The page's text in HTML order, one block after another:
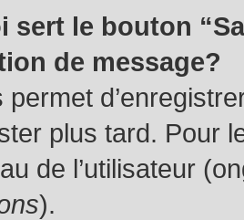
sert le bouton
de message?
permet
plus tard. Pour
de l’utilisateur
).